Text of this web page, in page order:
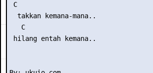
C
  takkan kemana-mana..
   C
hilang entah kemana..